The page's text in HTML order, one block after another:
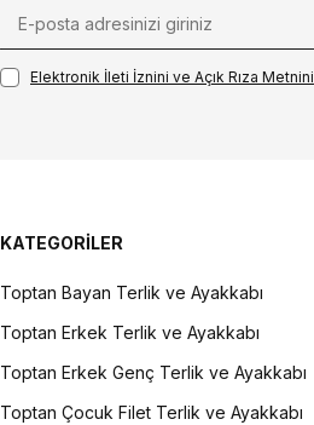
Elektronik İleti İzni‌ni ve Açık Rıza Metni‌ni
KATEGORİLER
Toptan Bayan Terlik ve Ayakkabı
Toptan Erkek Terlik ve Ayakkabı
Toptan Erkek Genç Terlik ve Ayakkabı
Toptan Çocuk Filet Terlik ve Ayakkabı